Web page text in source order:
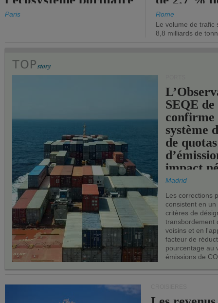
de l'État.
Paris
chiffre
Rome
Le volume de trafic
8,8 milliards de
SEQE de
confirme
système
de quotas
impact
les ports
Madrid
Les corrections
consistent en
critères de
transbordement
voisins et en
facteur de
pourcentage au
émissions de